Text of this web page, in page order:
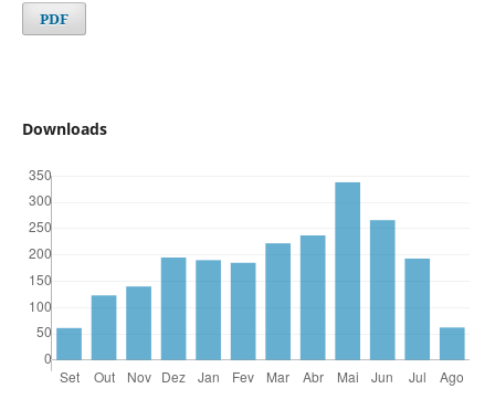
PDF
Downloads